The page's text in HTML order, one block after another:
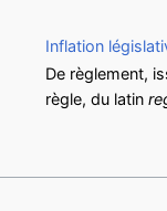
Inflation
De règlement,
règle, du latin